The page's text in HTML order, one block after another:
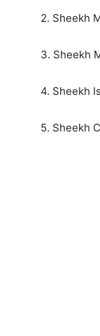
2. Sheekh
3. Sheekh
4. Sheekh
5. Sheekh